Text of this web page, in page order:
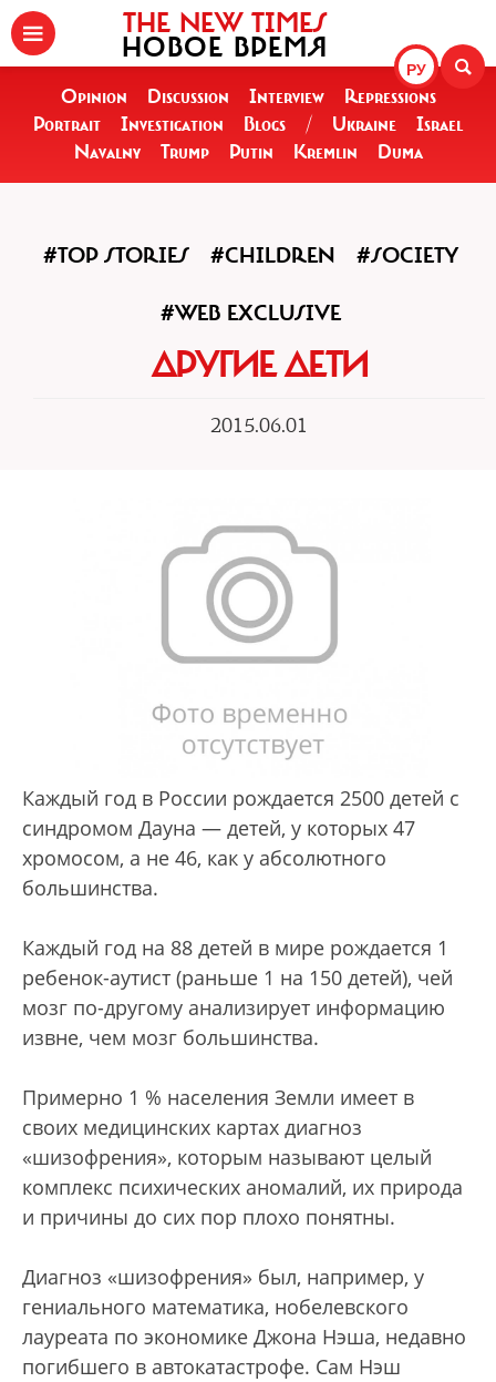
РУ
THE NEW TIMES
НОВОЕ ВРЕМЯ
Opinion Discussion Interview
Repressions
Portrait
Investigation Blogs / Ukraine
Israel
Navalny
Trump Putin Kremlin Duma
#TOP STORIES #CHILDREN #SOCIETY
#WEB EXCLUSIVE
ДРУГИЕ ДЕТИ
2015.06.01
Каждый год в России рождается 2500 детей с
синдромом Дауна — детей, у которых 47
хромосом, а не 46, как у абсолютного
большинства.
Каждый год на 88 детей в мире рождается 1
ребенок-аутист (раньше 1 на 150 детей), чей
мозг по-другому анализирует информацию
извне, чем мозг большинства.
Примерно 1 % населения Земли имеет в
своих медицинских картах диагноз
«шизофрения», которым называют целый
комплекс психических аномалий, их природа
и причины до сих пор плохо понятны.
Диагноз «шизофрения» был, например, у
гениального математика, нобелевского
лауреата по экономике Джона Нэша, недавно
погибшего в автокатастрофе. Сам Нэш